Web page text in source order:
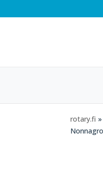
rotary.fi »